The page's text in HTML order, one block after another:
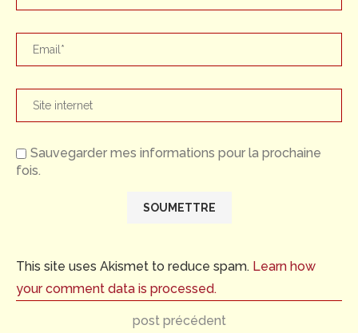
Sauvegarder mes informations pour la prochaine
fois.
This site uses Akismet to reduce spam. Learn how
your comment data is processed.
post précédent